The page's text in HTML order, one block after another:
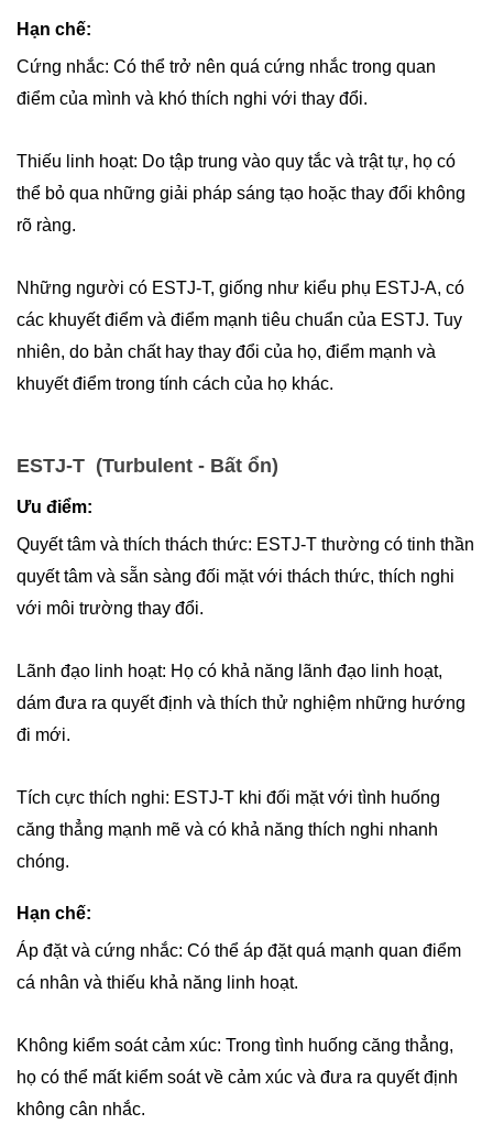
Hạn chế:
Cứng nhắc: Có thể trở nên quá cứng nhắc trong quan
điểm của mình và khó thích nghi với thay đổi.
Thiếu linh hoạt: Do tập trung vào quy tắc và trật tự, họ có
thể bỏ qua những giải pháp sáng tạo hoặc thay đổi không
rõ ràng.
Những người có ESTJ-T, giống như kiểu phụ ESTJ-A, có
các khuyết điểm và điểm mạnh tiêu chuẩn của ESTJ. Tuy
nhiên, do bản chất hay thay đổi của họ, điểm mạnh và
khuyết điểm trong tính cách của họ khác.
ESTJ-T (Turbulent - Bất ổn)
Ưu điểm:
Quyết tâm và thích thách thức: ESTJ-T thường có tinh thần
quyết tâm và sẵn sàng đối mặt với thách thức, thích nghi
với môi trường thay đổi.
Lãnh đạo linh hoạt: Họ có khả năng lãnh đạo linh hoạt,
dám đưa ra quyết định và thích thử nghiệm những hướng
đi mới.
Tích cực thích nghi: ESTJ-T khi đối mặt với tình huống
căng thẳng mạnh mẽ và có khả năng thích nghi nhanh
chóng.
Hạn chế:
Áp đặt và cứng nhắc: Có thể áp đặt quá mạnh quan điểm
cá nhân và thiếu khả năng linh hoạt.
Không kiểm soát cảm xúc: Trong tình huống căng thẳng,
họ có thể mất kiểm soát về cảm xúc và đưa ra quyết định
không cân nhắc.